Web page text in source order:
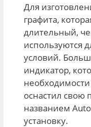
Для
графита,
длительный,
используются
условий.
индикатор,
оснастил свою
названием
установку.